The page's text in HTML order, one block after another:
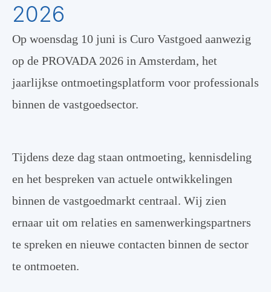
2026
Op woensdag 10 juni is Curo Vastgoed aanwezig
op de PROVADA 2026 in Amsterdam, het
jaarlijkse ontmoetingsplatform voor professionals
binnen de vastgoedsector.
Tijdens deze dag staan ontmoeting, kennisdeling
en het bespreken van actuele ontwikkelingen
binnen de vastgoedmarkt centraal. Wij zien
ernaar uit om relaties en samenwerkingspartners
te spreken en nieuwe contacten binnen de sector
te ontmoeten.